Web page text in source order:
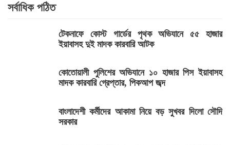
সর্বাধিক পঠিত
টেকনাফে কোস্ট গার্ডের পৃথক অভিযানে ৫৫ হাজার
ইয়াবাসহ দুই মাদক কারবারি আটক
কোতোয়ালী পুলিশের অভিযানে ১০ হাজার পিস ইয়াবাসহ
মাদক কারবারি গ্রেপ্তার, পিকআপ জব্দ
বাংলাদেশী কর্মীদের আকামা নিয়ে বড় সুখবর দিলো সৌদি
সরকার